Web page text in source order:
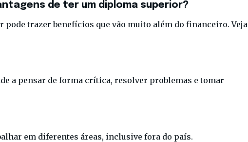
de ter um diploma superior?
trazer benefícios que vão muito além do financeiro. Veja
a pensar de forma crítica, resolver problemas e tomar
em diferentes áreas, inclusive fora do país.